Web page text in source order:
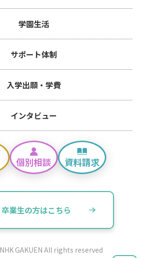
学園生活
サポート体制
入学出願・学費
インタビュー
個別相談 資料請求
業生の方はこちら
GAKUEN All rights reserved